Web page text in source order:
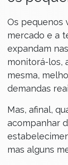
Os pequenos
mercado e a
expandam
monitorá-los,
mesma,
demandas
Mas, afinal,
acompanhar
mas alguns